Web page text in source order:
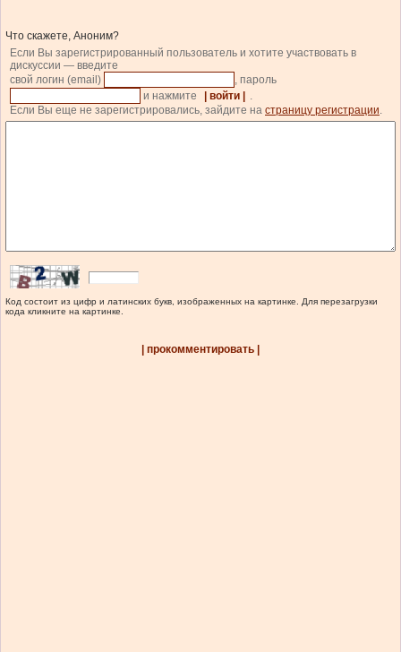
Что скажете, Аноним?
Если Вы зарегистрированный пользователь и хотите участвовать в
дискуссии — введите
свой логин (email)
, пароль
и нажмите
| войти |
.
Если Вы еще не зарегистрировались, зайдите на страницу регистрации.
Код состоит из цифр и латинских букв, изображенных на картинке. Для перезагрузки
кода кликните на картинке.
| прокомментировать |